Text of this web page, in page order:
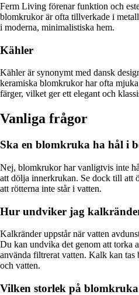
Ferm Living förenar funktion och
blomkrukor är ofta tillverkade i
i moderna, minimalistiska hem.
Kähler
Kähler är synonymt med dansk
keramiska blomkrukor har ofta
färger, vilket ger ett elegant och
Vanliga frågor
Ska en blomkruka ha hål i
Nej, blomkrukor har vanligtvis inte
att dölja innerkrukan. Se dock till att
att rötterna inte står i vatten.
Hur undviker jag
Kalkränder uppstår när vatten
Du kan undvika det genom att torka
använda filtrerat vatten. Kalk kan tas
och vatten.
Vilken storlek på